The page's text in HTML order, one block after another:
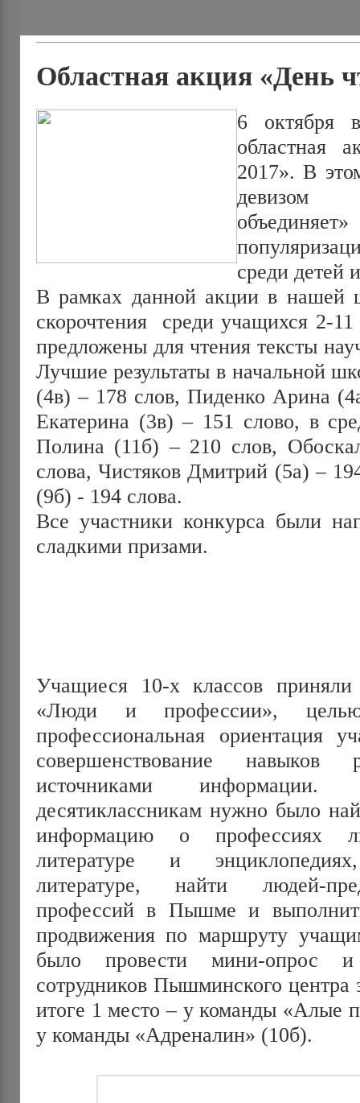
Областная акция «День
6 октября
областная
2017». В
девизом
среди детей
В рамках данной акции в нашей
скорочтения среди учащихся 2-
предложены для чтения тексты
Лучшие результаты в начальной
(4в) – 178 слов, Пиденко Арина
Екатерина (3в) – 151 слово, в
Полина (11б) – 210 слов,
слова, Чистяков Дмитрий (5а) –
(9б) - 194 слова.
Все участники конкурса были
сладкими призами.
Учащиеся 10-х классов приняли
«Люди и профессии»,
профессиональная ориентация
совершенствование
источниками
десятиклассникам нужно было
информацию о профессиях
литературе и
литературе, найти людей-
профессий в Пышме и
продвижения по маршруту
было провести мини-опрос
сотрудников Пышминского центра
итоге 1 место – у команды «Алые
у команды «Адреналин» (10б).